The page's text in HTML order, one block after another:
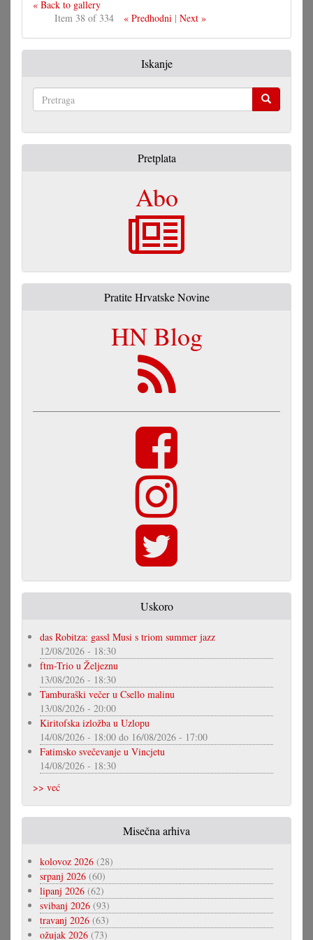
« Back to gallery
Item 38 of 334
« Predhodni| Next »
Iskanje
Pretplata
Abo
Pratite Hrvatske Novine
HN Blog
Uskoro
das Robitza: gassl Musi s triom summer jazz
12/08/2026 - 18:30
ftm-Trio u Željeznu
13/08/2026 - 18:30
Tamburaški večer u Csello malinu
13/08/2026 - 20:00
Kiritofska izložba u Uzlopu
14/08/2026 - 18:00 do 16/08/2026 - 17:00
Fatimsko svečevanje u Vincjetu
14/08/2026 - 18:30
>> već
Misečna arhiva
kolovoz 2026 (28)
srpanj 2026 (60)
lipanj 2026 (62)
svibanj 2026 (93)
travanj 2026 (63)
ožujak 2026 (73)